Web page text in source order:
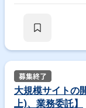
大規模サイトの
上)、業務委託】